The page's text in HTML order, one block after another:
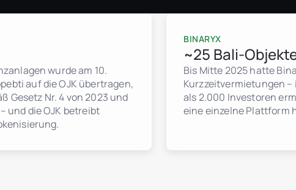
wurde am 10.
auf die OJK übertragen,
Gesetz Nr. 4 von 2023 und
und die OJK betreibt
BINARYX
~25 Bali-
Bis Mitte 2025 hatte
Kurzzeitvermietungen –
als 2.000 Investoren
eine einzelne Plattform